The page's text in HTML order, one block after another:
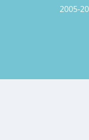
2005-